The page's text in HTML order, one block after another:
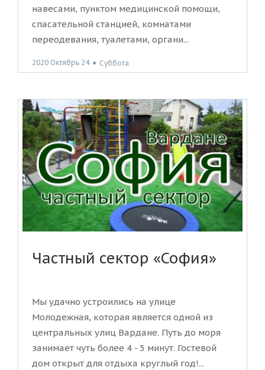
навесами, пунктом медицинской помощи,
спасательной станцией, комнатами
переодевания, туалетами, органи...
2020 Октябрь 24 ● Суббота
Частный сектор «София»
Мы удачно устроились на улице
Молодежная, которая является одной из
центральных улиц Вардане. Путь до моря
занимает чуть более 4 - 5 минут. Гостевой
дом открыт для отдыха круглый год!...